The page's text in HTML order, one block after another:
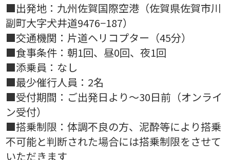
■出発地：九州佐賀国際空港（佐賀県佐賀市川
副町大字犬井道9476−187）
■交通機関：片道ヘリコプター（45分）
■食事条件：朝1回、昼0回、夜1回
■添乗員：なし
■最少催行人員：2名
■受付期間：ご出発日より～30日前（オンライ
ン受付）
■搭乗制限：体調不良の方、泥酔等により搭乗
不可能と判断された場合には搭乗制限をさせて
いただきます